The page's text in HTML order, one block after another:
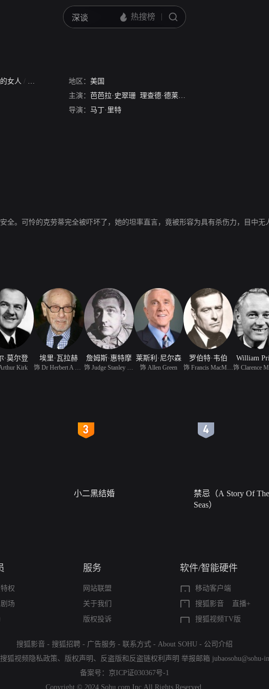
女人 / 坚果 地区： 美国
主演： 芭芭拉·史翠珊 理查德·德莱福斯
导演： 马丁·里特
全。可怜的克劳蒂完全被吓坏了，她的坦率直言，竟被形容为具有杀伤力，目中
·莫尔登
Kirk
埃里·瓦拉赫 詹姆斯·惠特摩 莱斯利·尼尔森
饰 Allen Green
罗伯特·韦伯 William
小二黑结婚
禁忌（A Story Of
Seas）
权
场
服务
网站联盟
关于我们
版权投诉
软件/智能硬件
移动客户端
搜狐影音
直播+
搜狐视频TV版
搜狐影音 - 搜狐招聘 - 广告服务 - 联系方式 - About SOHU - 公司介绍
搜狐视频隐私政策、 版权声明 、 反盗版和反盗链权利声明 举报邮箱 jubaosohu@sohu-
备案号： 京ICP证030367号-1
Copyright © 2024 Sohu.com Inc.All Rights Reserved.